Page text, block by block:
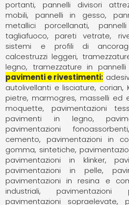
portanti
pannelli divisori
mobili
pannelli in gesso
metallici porcellanati
tagliafuoco
pareti vetrate
sistemi e profili di
calcestruzzi leggeri
legno
tramezzature in
pavimenti e rivestimenti
autolivellanti e lisciature corian
pietre marmogres masselli ed
moquette, pavimentazioni
pavimenti in legno
pavimentazioni fonoassorbenti
cemento
pavimentazioni in
gomma, sintetiche
pavimentazioni in klinker
pavimentazioni in pelle
pavimentazioni in resina e
industriali
pavimentazioni sopraelevate